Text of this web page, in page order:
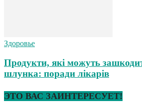
Здоровье
Продукти, які можуть
шлунка: поради лікарів
ЭТО ВАС ЗАИНТЕРЕСУЕТ!